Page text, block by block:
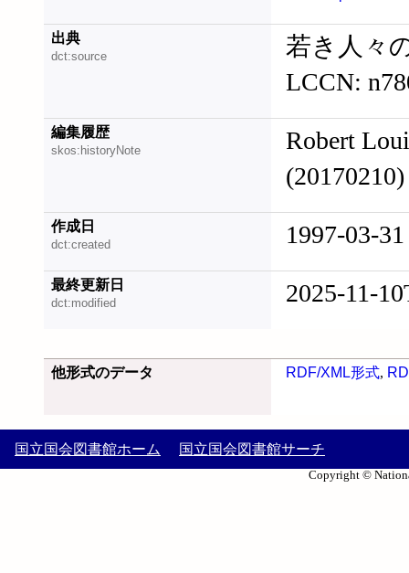
出典
dct:source
若き人々
LCCN:
編集履歴
skos:historyNote
Robert
(20170210)
作成日
dct:created 1997-03-31
最終更新日
dct:modified 2025-11-
他形式のデータ RDF/XML形式,
国立国会図書館ホーム 国立国会図書館サーチ
Copyright ©